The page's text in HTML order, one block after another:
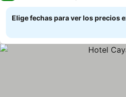
Elige fechas para ver los precios